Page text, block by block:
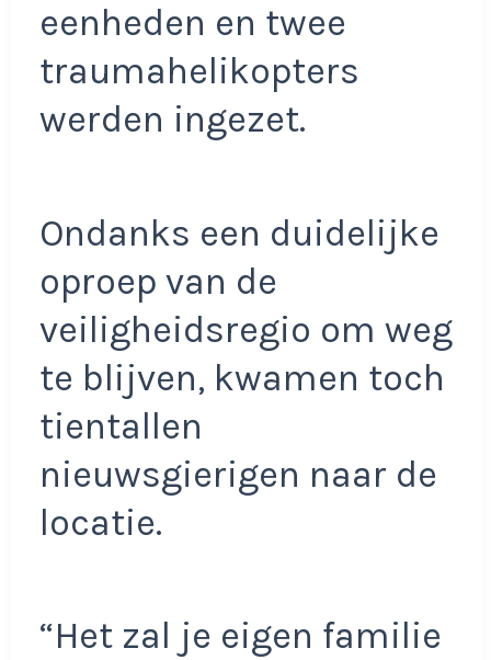
eenheden en twee
traumahelikopters
werden ingezet.
Ondanks een duidelijke
oproep van de
veiligheidsregio om weg
te blijven, kwamen toch
tientallen
nieuwsgierigen naar de
locatie.
“Het zal je eigen familie